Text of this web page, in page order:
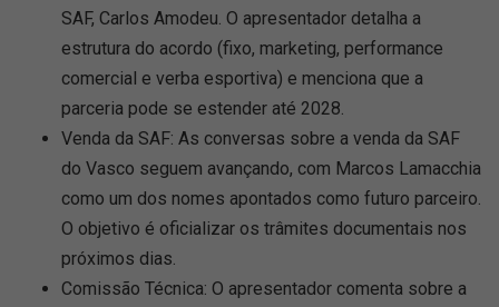
SAF, Carlos Amodeu. O apresentador detalha a
estrutura do acordo (fixo, marketing, performance
comercial e verba esportiva) e menciona que a
parceria pode se estender até 2028.
Venda da SAF: As conversas sobre a venda da SAF
do Vasco seguem avançando, com Marcos Lamacchia
como um dos nomes apontados como futuro parceiro.
O objetivo é oficializar os trâmites documentais nos
próximos dias.
Comissão Técnica: O apresentador comenta sobre a